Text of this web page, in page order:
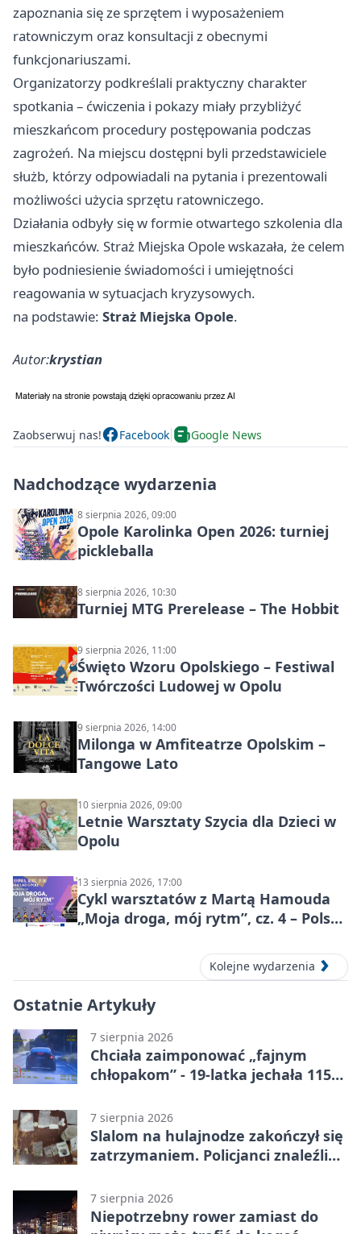
zapoznania się ze sprzętem i wyposażeniem
ratowniczym oraz konsultacji z obecnymi
funkcjonariuszami.
Organizatorzy podkreślali praktyczny charakter
spotkania – ćwiczenia i pokazy miały przybliżyć
mieszkańcom procedury postępowania podczas
zagrożeń. Na miejscu dostępni byli przedstawiciele
służb, którzy odpowiadali na pytania i prezentowali
możliwości użycia sprzętu ratowniczego.
Działania odbyły się w formie otwartego szkolenia dla
mieszkańców. Straż Miejska Opole wskazała, że celem
było podniesienie świadomości i umiejętności
reagowania w sytuacjach kryzysowych.
na podstawie: Straż Miejska Opole.
Autor:krystian
Zaobserwuj nas! Facebook Google News
Nadchodzące wydarzenia
8 sierpnia 2026, 09:00
Opole Karolinka Open 2026: turniej
pickleballa
8 sierpnia 2026, 10:30
Turniej MTG Prerelease – The Hobbit
9 sierpnia 2026, 11:00
Święto Wzoru Opolskiego – Festiwal
Twórczości Ludowej w Opolu
9 sierpnia 2026, 14:00
Milonga w Amfiteatrze Opolskim –
Tangowe Lato
10 sierpnia 2026, 09:00
Letnie Warsztaty Szycia dla Dzieci w
Opolu
13 sierpnia 2026, 17:00
Cykl warsztatów z Martą Hamouda
„Moja droga, mój rytm”, cz. 4 – Polska
Kolejne wydarzenia
Ostatnie Artykuły
7 sierpnia 2026
Chciała zaimponować „fajnym
chłopakom” - 19-latka jechała 115
7 sierpnia 2026
Slalom na hulajnodze zakończył się
zatrzymaniem. Policjanci znaleźli
7 sierpnia 2026
Niepotrzebny rower zamiast do